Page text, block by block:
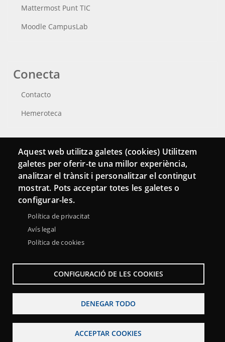
Mattermost Punt TIC
Moodle CampusLab
Conecta
Contacto
Hemeroteca
Aquest web utilitza galetes (cookies) Utilitzem
galetes per oferir-te una millor experiència,
analitzar el trànsit i personalitzar el contingut
mostrat. Pots acceptar totes les galetes o
configurar-les.
Política de privacitat
Avís legal
Política de cookies
CONFIGURACIÓ DE LES COOKIES
DENEGAR TODO
ACCEPTAR COOKIES
Menu
Footer
Mapa web